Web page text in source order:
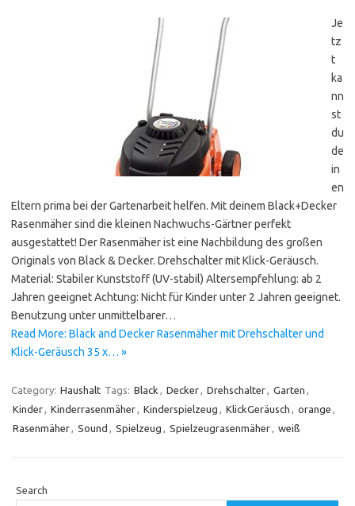
Je
tz
t
ka
nn
st
du
de
in
en
Eltern prima bei der Gartenarbeit helfen. Mit deinem Black+Decker
Rasenmäher sind die kleinen Nachwuchs-Gärtner perfekt
ausgestattet! Der Rasenmäher ist eine Nachbildung des großen
Originals von Black & Decker. Drehschalter mit Klick-Geräusch.
Material: Stabiler Kunststoff (UV-stabil) Altersempfehlung: ab 2
Jahren geeignet Achtung: Nicht für Kinder unter 2 Jahren geeignet.
Benutzung unter unmittelbarer…
Read More: Black and Decker Rasenmäher mit Drehschalter und
Klick-Geräusch 35 x… »
Category: Haushalt Tags: Black , Decker, Drehschalter, Garten ,
Kinder, Kinderrasenmäher, Kinderspielzeug , KlickGeräusch , orange ,
Rasenmäher, Sound , Spielzeug , Spielzeugrasenmäher, weiß
Search